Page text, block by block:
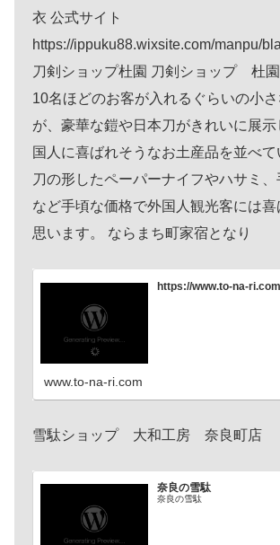
衣 公式サイト
https://ippuku88.wixsite.com/manpu/
刀剣ショップ杜園 刀剣ショップ 杜
10名ほどのお客が入れるぐらいの小
が、豪華な鎧や日本刀がきれいに展
国人に喜ばれそうなお土産品を並べ
刀の形したペーパーナイフやハサミ、
など手頃な価格で外国人観光客には喜
思います。 ならまち町家宿となり
https://www.to-na-
www.to-na-ri.com
雪駄ショップ 大和工房 奈良町店
奈良の雪駄
奈良の雪駄